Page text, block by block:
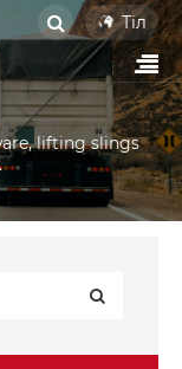
Тіл
lifting slings